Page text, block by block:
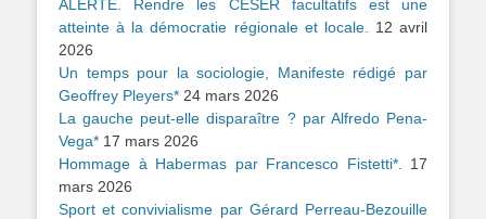
ALERTE. Rendre les CESER facultatifs est une
atteinte à la démocratie régionale et locale.
12 avril
2026
Un temps pour la sociologie, Manifeste rédigé par
Geoffrey Pleyers* 24 mars 2026
La gauche peut-elle disparaître ? par Alfredo Pena-
Vega* 17 mars 2026
Hommage à Habermas par Francesco Fistetti*.
17
mars 2026
Sport et convivialisme par Gérard Perreau-Bezouille